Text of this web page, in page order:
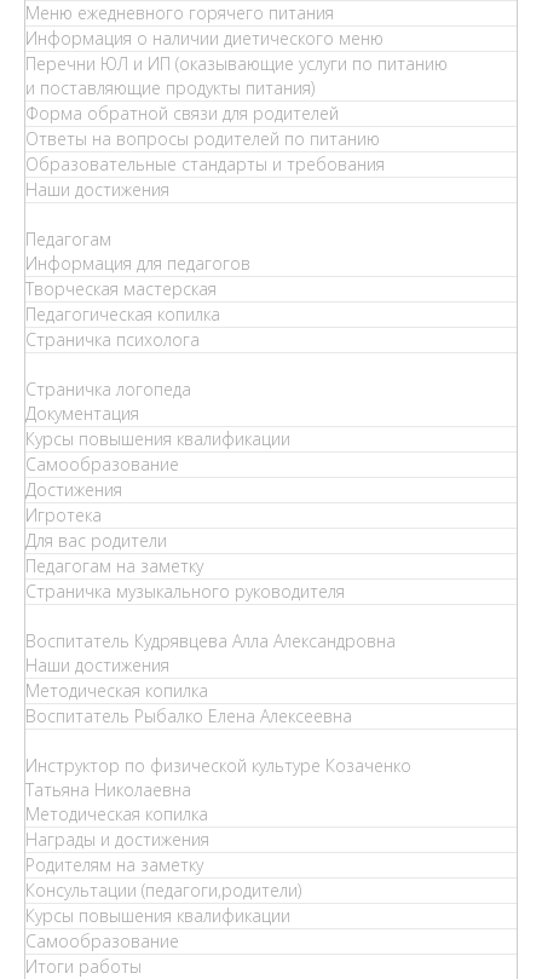
Меню ежедневного горячего питания
Информация о наличии диетического меню
Перечни ЮЛ и ИП (оказывающие услуги по питанию
и поставляющие продукты питания)
Форма обратной связи для родителей
Ответы на вопросы родителей по питанию
Образовательные стандарты и требования
Наши достижения
Педагогам
Информация для педагогов
Творческая мастерская
Педагогическая копилка
Страничка психолога
Страничка логопеда
Документация
Курсы повышения квалификации
Самообразование
Достижения
Игротека
Для вас родители
Педагогам на заметку
Страничка музыкального руководителя
Воспитатель Кудрявцева Алла Александровна
Наши достижения
Методическая копилка
Воспитатель Рыбалко Елена Алексеевна
Инструктор по физической культуре Козаченко
Татьяна Николаевна
Методическая копилка
Награды и достижения
Родителям на заметку
Консультации (педагоги,родители)
Курсы повышения квалификации
Самообразование
Итоги работы